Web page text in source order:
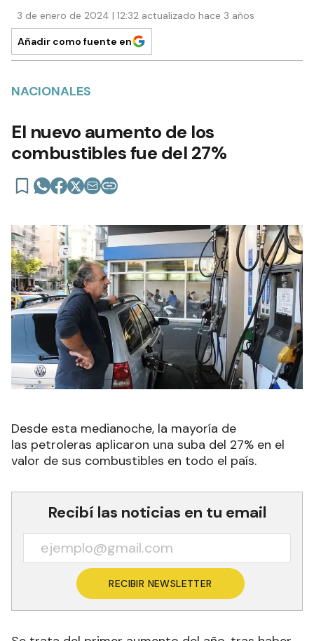
3 de enero de 2024 | 12:32 actualizado hace 3 años
Añadir como fuente en
NACIONALES
El nuevo aumento de los
combustibles fue del 27%
Desde esta medianoche, la mayoría de
las petroleras aplicaron una suba del 27% en el
valor de sus combustibles en todo el país.
Recibí las noticias en tu email
RECIBIR NEWSLETTER